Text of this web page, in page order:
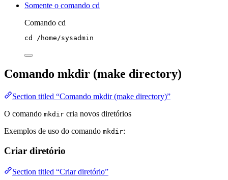
Somente o comando cd
Comando cd
cd /home/sysadmin
Comando mkdir (make directory)
Section titled “Comando mkdir (make directory)”
O comando mkdir cria novos diretórios
Exemplos de uso do comando mkdir:
Criar diretório
Section titled “Criar diretório”